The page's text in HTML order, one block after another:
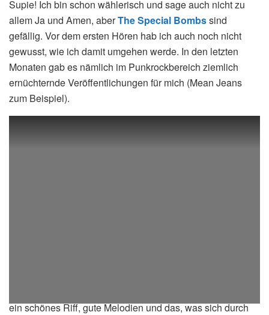
Supie! Ich bin schon wählerisch und sage auch nicht zu
allem Ja und Amen, aberThe Special Bombssind
gefällig. Vor dem ersten Hören hab ich auch noch nicht
gewusst, wie ich damit umgehen werde. In den letzten
Monaten gab es nämlich im Punkrockbereich ziemlich
ernüchternde Veröffentlichungen für mich (Mean Jeans
zum Beispiel).
ein schönes Riff, gute Melodien und das, was sich durch